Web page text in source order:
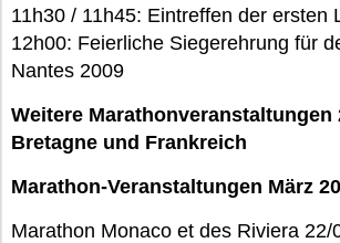
11h30 / 11h45: Eintreffen der ersten
12h00: Feierliche Siegerehrung für
Nantes 2009
Weitere Marathonveranstaltungen
Bretagne und Frankreich
Marathon-Veranstaltungen März
Marathon Monaco et des Riviera 22/